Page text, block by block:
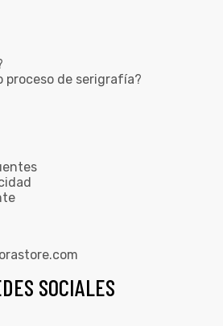
proceso de serigrafía?
SOCIALES